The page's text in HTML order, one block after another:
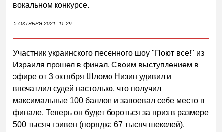
вокальном конкурсе.
5 ОКТЯБРЯ 2021 11:29
Участник украинского песенного шоу "Поют все!" из
Израиля прошел в финал. Своим выступлением в
эфире от 3 октября Шломо Низин удивил и
впечатлил судей настолько, что получил
максимальные 100 баллов и завоевал себе место в
финале. Теперь он будет бороться за приз в размере
500 тысяч гривен (порядка 67 тысяч шекелей).